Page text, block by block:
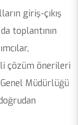
giriş-çıkış
toplantının
çözüm önerileri
Müdürlüğü